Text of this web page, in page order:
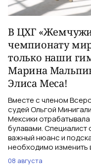
В ЦХГ
чемпионату
только наши
Марина
Элиса Меса!
Вместе с членом
судей Ольгой
Мексики
булавами. Специалист
важный нюанс и
необходимо изменить
08 августа